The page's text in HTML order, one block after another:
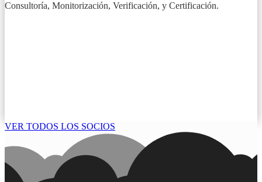
Consultoría, Monitorización, Verificación, y Certificación.
VER TODOS LOS SOCIOS